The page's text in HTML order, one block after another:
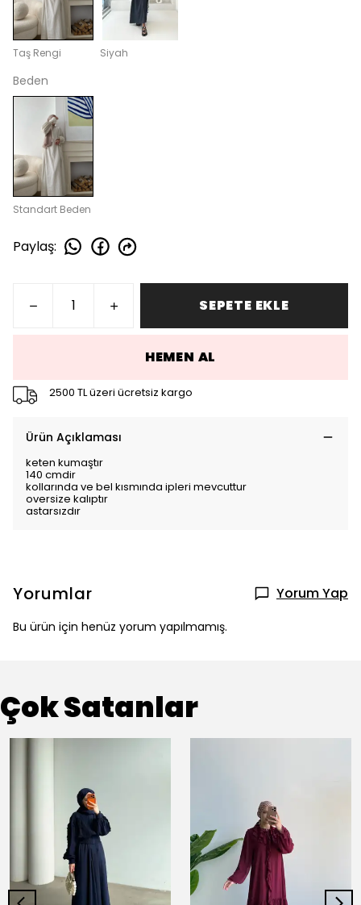
Taş Rengi Siyah
Beden
Standart Beden
Paylaş:
SEPETE EKLE
HEMEN AL
2500 TL üzeri ücretsiz kargo
Ürün Açıklaması
keten kumaştır
140 cmdir
kollarında ve bel kısmında ipleri mevcuttur
oversize kalıptır
astarsızdır
Yorumlar Yorum Yap
Bu ürün için henüz yorum yapılmamış.
Çok Satanlar